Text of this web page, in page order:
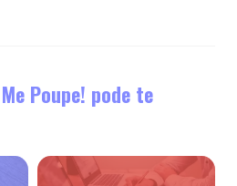
Poupe! pode te